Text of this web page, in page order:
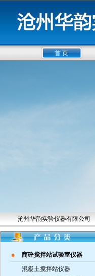
首 页
沧州华韵实验仪器有限公司
商砼搅拌站试验室仪器
混凝土搅拌站仪器